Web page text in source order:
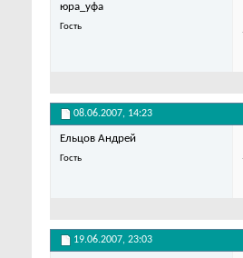
юра_уфа
Гость
08.06.2007, 14:23
Ельцов Андрей
Гость
19.06.2007, 23:03